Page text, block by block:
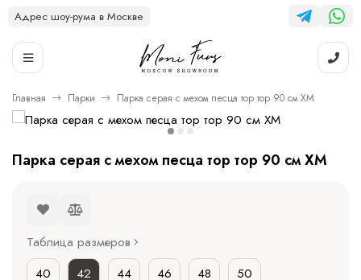
Адрес шоу-рума в Москве
Главная Парки Парка серая с мехом песца тор тор 90 см ХМ
Парка серая с мехом песца тор тор 90 см ХМ
Таблица размеров
40
42 44 46 48 50